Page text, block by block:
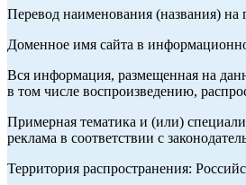
Перевод наименования (названия)
Доменное имя сайта в
Вся информация, размещенная на
в том числе воспроизведению,
Примерная тематика и (или)
реклама в соответствии с
Территория распространения: